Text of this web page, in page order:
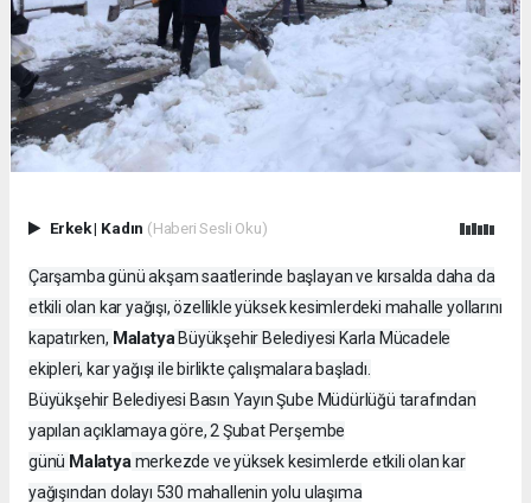
Erkek| Kadın (Haberi Sesli Oku)
Çarşamba günü akşam saatlerinde başlayan ve kırsalda daha da
etkili olan kar yağışı, özellikle yüksek kesimlerdeki mahalle yollarını
kapatırken, Malatya Büyükşehir Belediyesi Karla Mücadele
ekipleri, kar yağışı ile birlikte çalışmalara başladı.
Büyükşehir Belediyesi Basın Yayın Şube Müdürlüğü tarafından
yapılan açıklamaya göre, 2 Şubat Perşembe
günü Malatyamerkezde ve yüksek kesimlerde etkili olan kar
yağışından dolayı 530 mahallenin yolu ulaşıma